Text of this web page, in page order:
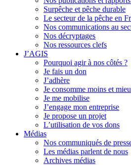
Surpêche et pêche durable
Le secteur de la pêche en
Nos communications au
Nos décryptages
Nos ressources clefs
J’AGIS
Pourquoi agir à nos côtés ?
Je fais un don
J’adhère
Je consomme moins et
Je me mobilise
J’engage mon entreprise
Je propose un projet
L’utilisation de vos dons
Médias
Nos communiqués de
Les médias parlent de nous
Archives médias